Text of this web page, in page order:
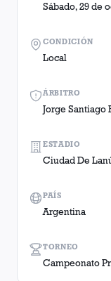
Sábado, 29 de
ÁRBITRO
Jorge Santiago
TORNEO
Campeonato
CONDICIÓN
Local
ESTADIO
Ciudad De
PAÍS
Argentina